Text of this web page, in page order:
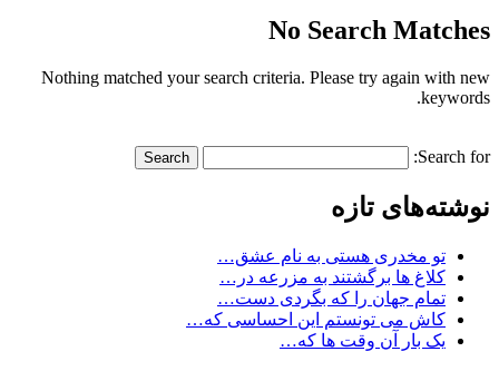
No Search Matches
Nothing matched your search criteria. Please try again with new
keywords.
Search for:
نوشته‌های تازه
تو مخدری هستی به نام عشق…
کلاغ ها برگشتند به مزرعه در…
تمام جهان را که بگردی دست…
کاش می تونستم این احساسی که…
یک بار آن وقت ها که…